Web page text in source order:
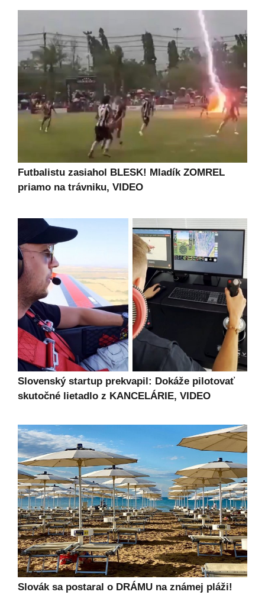
Futbalistu zasiahol BLESK! Mladík ZOMREL
priamo na trávniku, VIDEO
Slovenský startup prekvapil: Dokáže pilotovať
skutočné lietadlo z KANCELÁRIE, VIDEO
Slovák sa postaral o DRÁMU na známej pláži!